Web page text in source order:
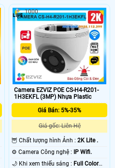
Camera EZVIZ POE CS-H4-R201-
1H3EKFL (3MP) Nhựa Plastic
Giá Bán: 5%-35%
Giá gốc: Liên Hệ
🦉 Chất lượng hình Ảnh :2K Lite .
⚙ Camera Công nghệ :
IP Wifi.
🌙 Khi xem thiếu sáng : Full Color
1000